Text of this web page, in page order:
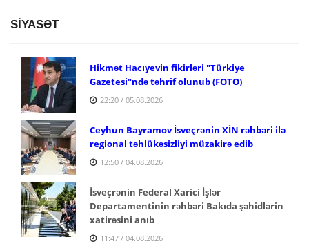
SİYASƏT
Hikmət Hacıyevin fikirləri "Türkiye
Gazetesi"ndə təhrif olunub (FOTO)
22:20 / 05.08.2026
Ceyhun Bayramov İsveçrənin XİN rəhbəri ilə
regional təhlükəsizliyi müzakirə edib
12:50 / 04.08.2026
İsveçrənin Federal Xarici İşlər
Departamentinin rəhbəri Bakıda şəhidlərin
xatirəsini anıb
11:47 / 04.08.2026